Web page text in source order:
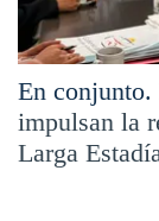
En conjunto.
impulsan la
Larga